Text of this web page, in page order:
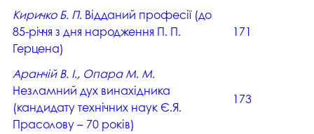
Киричко Б. П. Відданий професії (до
85-річчя з дня народження П. П.
Герцена)
171
Аранчій В. І., Опара М. М.
Незламний дух винахідника
(кандидату технічних наук Є.Я.
Прасолову – 70 років)
173